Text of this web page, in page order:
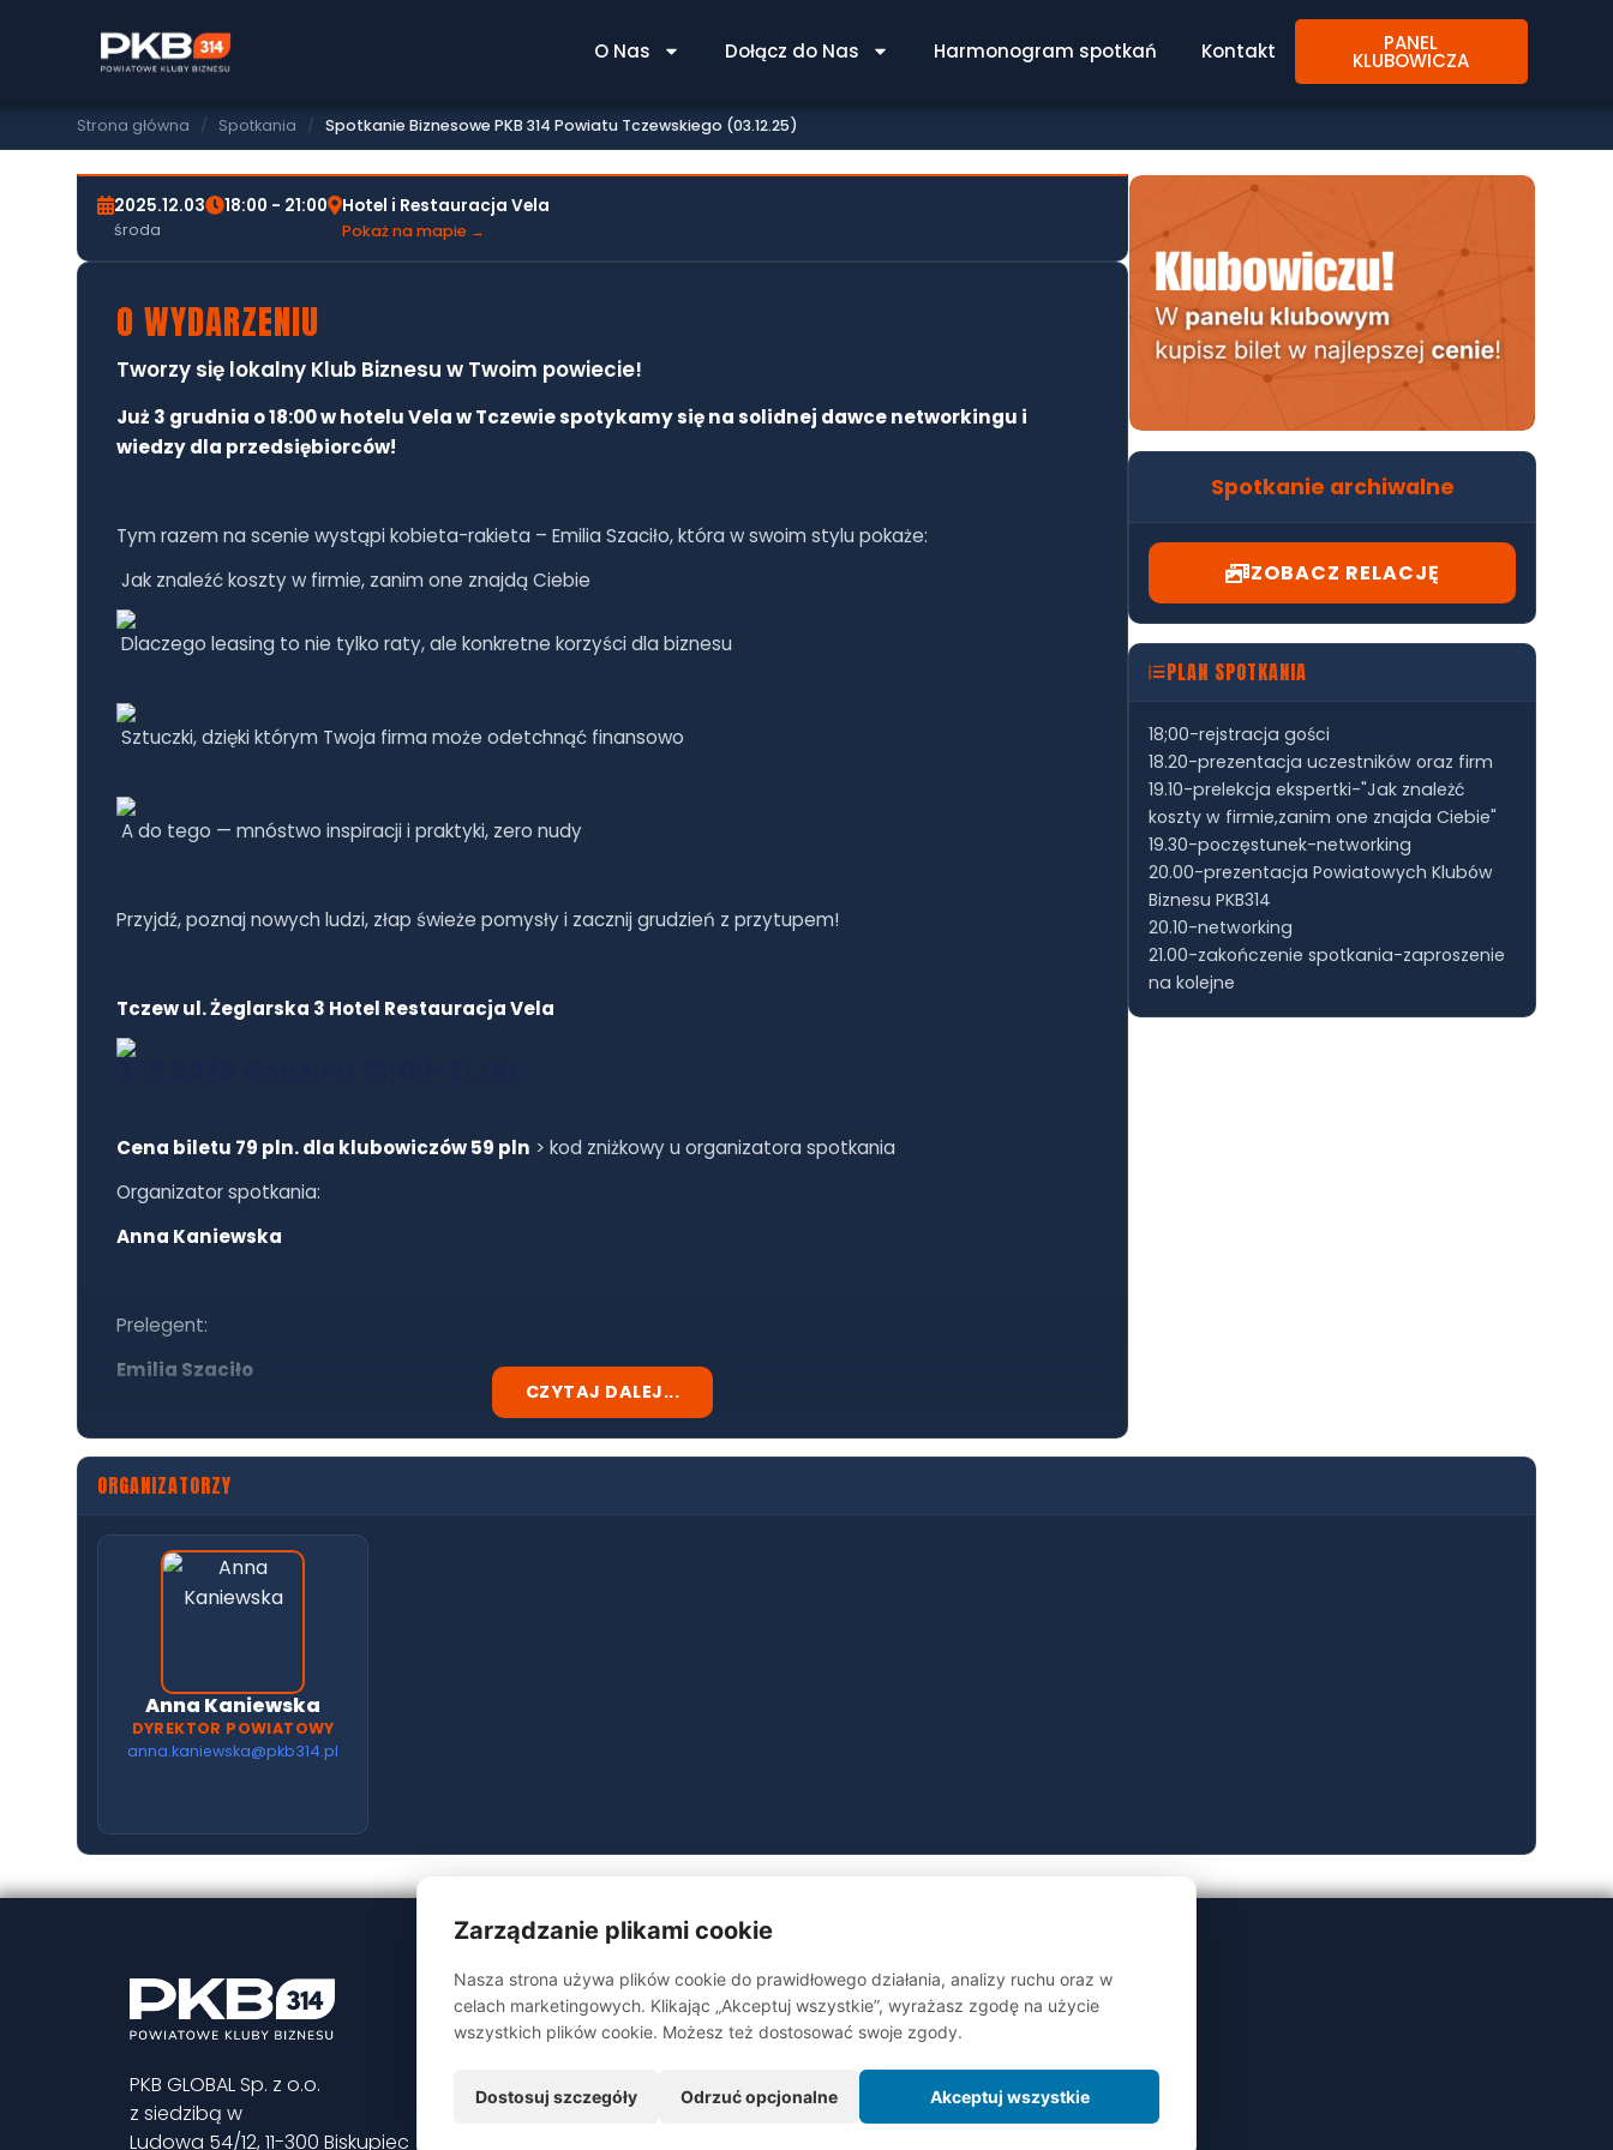
O Nas Dołącz do Nas Harmonogram spotkań Kontakt PANEL
KLUBOWICZA
Strona główna / Spotkania / Spotkanie Biznesowe PKB 314 Powiatu Tczewskiego (03.12.25)
SPOTKANIE BIZNESOWE PKB 314 POWIATU
TCZEWSKIEGO (03.12.25)
2025.12.03
środa
18:00 - 21:00 Hotel i Restauracja Vela
Pokaż na mapie →
O WYDARZENIU
Tworzy się lokalny Klub Biznesu w Twoim powiecie!
Już 3 grudnia o 18:00 w hotelu Vela w Tczewie spotykamy się na solidnej dawce networkingu i
wiedzy dla przedsiębiorców!
Tym razem na scenie wystąpi kobieta-rakieta – Emilia Szaciło, która w swoim stylu pokaże:
Jak znaleźć koszty w firmie, zanim one znajdą Ciebie
Dlaczego leasing to nie tylko raty, ale konkretne korzyści dla biznesu
Sztuczki, dzięki którym Twoja firma może odetchnąć finansowo
A do tego — mnóstwo inspiracji i praktyki, zero nudy
Przyjdź, poznaj nowych ludzi, złap świeże pomysły i zacznij grudzień z przytupem!
Tczew ul. Żeglarska 3 Hotel Restauracja Vela
Cena biletu 79 pln. dla klubowiczów 59 pln > kod zniżkowy u organizatora spotkania
Organizator spotkania:
Anna Kaniewska
Prelegent:
Emilia Szaciło
CZYTAJ DALEJ...
Spotkanie archiwalne
ZOBACZ RELACJĘ
PLAN SPOTKANIA
18;00-rejstracja gości
18.20-prezentacja uczestników oraz firm
19.10-prelekcja ekspertki-"Jak znależć
koszty w firmie,zanim one znajda Ciebie"
19.30-poczęstunek-networking
20.00-prezentacja Powiatowych Klubów
Biznesu PKB314
20.10-networking
21.00-zakończenie spotkania-zaproszenie
na kolejne
ORGANIZATORZY
Anna Kaniewska
DYREKTOR POWIATOWY
anna.kaniewska@pkb314.pl
PKB GLOBAL Sp. z o.o.
z siedzibą w
Ludowa 54/12, 11-300 Biskupiec
Linki
Strona główna
Zarządzanie plikami cookie
Nasza strona używa plików cookie do prawidłowego działania, analizy ruchu oraz w
celach marketingowych. Klikając „Akceptuj wszystkie”, wyrażasz zgodę na użycie
wszystkich plików cookie. Możesz też dostosować swoje zgody.
Dostosuj szczegóły Odrzuć opcjonalne Akceptuj wszystkie